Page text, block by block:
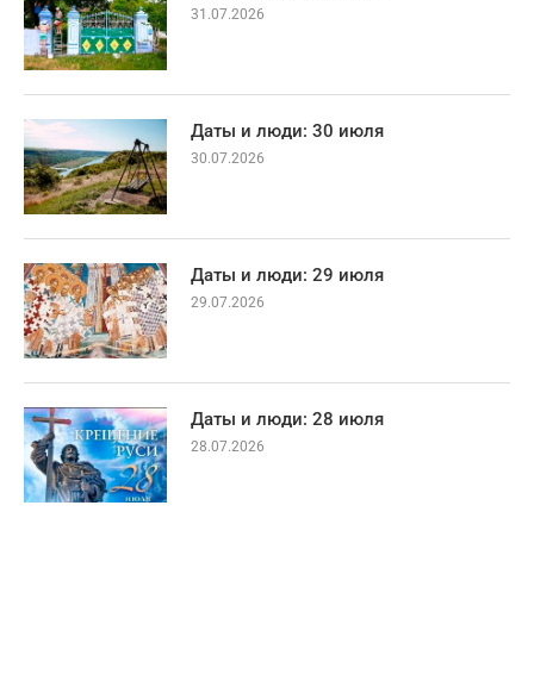
31.07.2026
Даты и люди: 30 июля
30.07.2026
Даты и люди: 29 июля
29.07.2026
Даты и люди: 28 июля
28.07.2026